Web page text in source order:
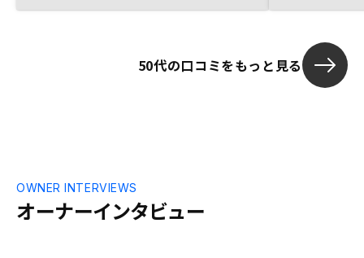
ランを販売したら如何でしょうか？
50代の口コミをもっと見る
オーナーインタビュー
OWNER INTERVIEWS